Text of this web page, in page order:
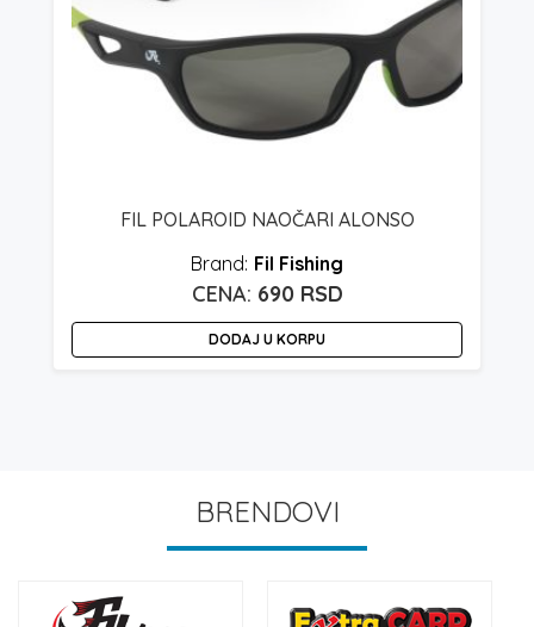
FIL POLAROID NAOČARI ALONSO
Fil Fishing
690 RSD
DODAJ U KORPU
BRENDOVI